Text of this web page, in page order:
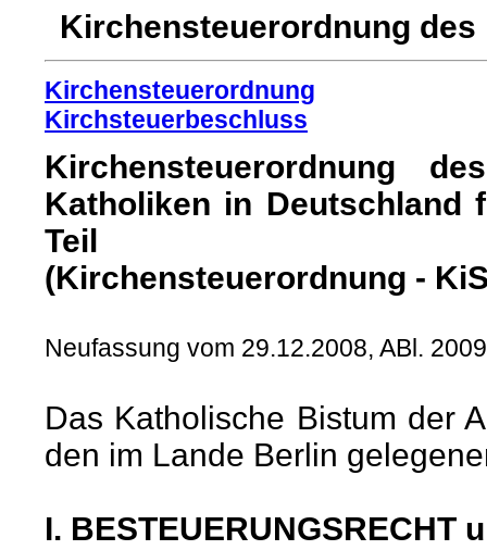
Kirchensteuerordnung
Kirchensteuerordnung
Kirchsteuerbeschluss
Kirchensteuerordnung
Katholiken in Deutschland
Teil
(Kirchensteuerordnung -
Neufassung vom 29.12.2008, ABl.
Das Katholische Bistum der
den im Lande Berlin
I. BESTEUERUNGSRECHT